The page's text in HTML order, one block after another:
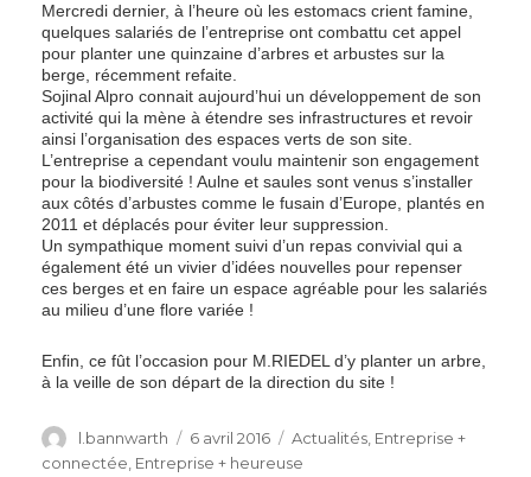
Mercredi dernier, à l’heure où les estomacs crient famine,
quelques salariés de l’entreprise ont combattu cet appel
pour planter une quinzaine d’arbres et arbustes sur la
berge, récemment refaite.
Sojinal Alpro connait aujourd’hui un développement de son
activité qui la mène à étendre ses infrastructures et revoir
ainsi l’organisation des espaces verts de son site.
L’entreprise a cependant voulu maintenir son engagement
pour la biodiversité ! Aulne et saules sont venus s’installer
aux côtés d’arbustes comme le fusain d’Europe, plantés en
2011 et déplacés pour éviter leur suppression.
Un sympathique moment suivi d’un repas convivial qui a
également été un vivier d’idées nouvelles pour repenser
ces berges et en faire un espace agréable pour les salariés
au milieu d’une flore variée !
Enfin, ce fût l’occasion pour M.RIEDEL d’y planter un arbre,
à la veille de son départ de la direction du site !
Author
l.bannwarth
Posted
on
6 avril 2016 Categories
Actualités Entreprise +
connectée Entreprise + heureuse